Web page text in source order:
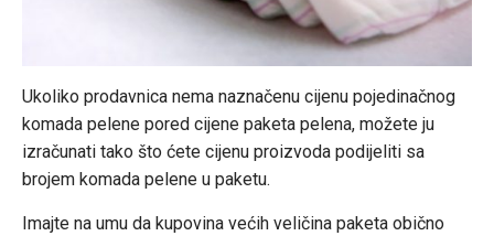
Ukoliko prodavnica nema naznačenu cijenu pojedinačnog
komada pelene pored cijene paketa pelena, možete ju
izračunati tako što ćete cijenu proizvoda podijeliti sa
brojem komada pelene u paketu.
Imajte na umu da kupovina većih veličina paketa obično